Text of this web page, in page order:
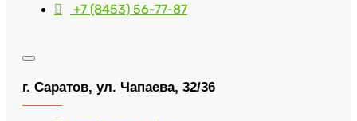
+7 (8453) 56-77-87
г. Саратов, ул. Чапаева, 32/36